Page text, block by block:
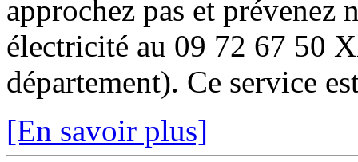
approchez pas et prévenez
électricité au 09 72 67 50
département). Ce service
[En savoir plus]